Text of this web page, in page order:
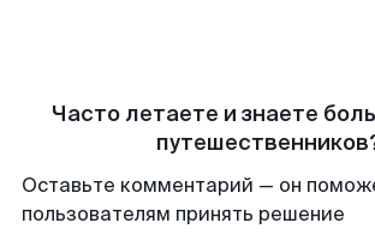
Часто летаете и знаете
Оставьте комментарий — он
пользователям принять решение